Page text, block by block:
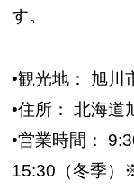
す。
•観光地： 旭川
•住所： 北海道
•営業時間：
15:30（冬季）